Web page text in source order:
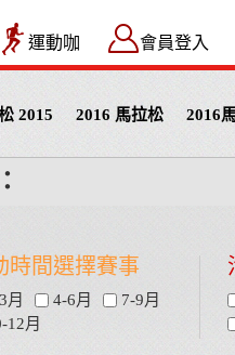
運動咖 會員登入
2015 2016 馬拉松 2016
時間選擇賽事
月 4-6月
7-9月
12月